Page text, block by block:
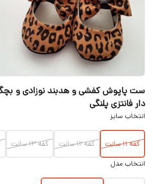
ست پاپوش کفشی و هدبند نوزادی و
دار فانتزی پلنگی
انتخاب سایز
کفه ۱۱ سانت کفه ۱۲ سانت کفه ۱۳ سانت
انتخاب مدل